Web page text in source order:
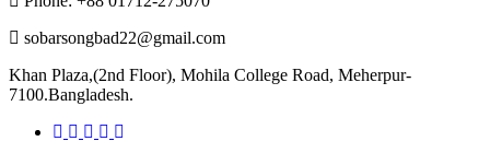
sobarsongbad22@gmail.com
Khan Plaza,(2nd Floor), Mohila College Road, Meherpur-
7100.Bangladesh.